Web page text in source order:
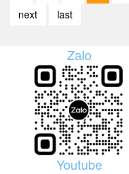
next
last
Zalo
Youtube